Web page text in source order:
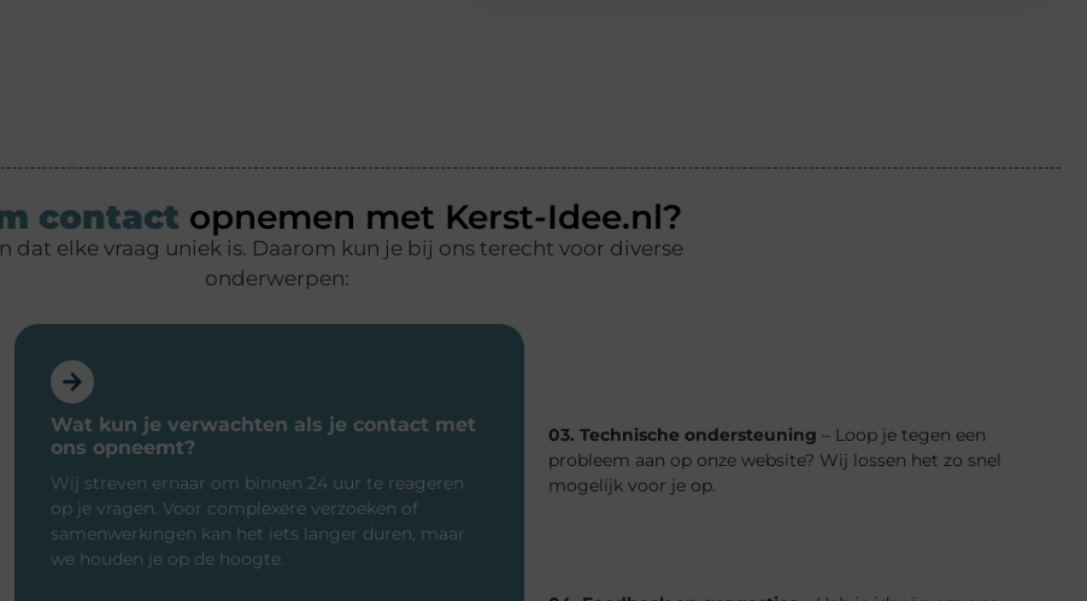
contact opnemen met Kerst-Idee.nl?
dat elke vraag uniek is. Daarom kun je bij ons terecht voor diverse
onderwerpen:
Wat kun je verwachten als je contact met
ons opneemt?
Wij streven ernaar om binnen 24 uur te reageren
op je vragen. Voor complexere verzoeken of
samenwerkingen kan het iets langer duren, maar
we houden je op de hoogte.
03. Technische ondersteuning – Loop je tegen een
probleem aan op onze website? Wij lossen het zo snel
mogelijk voor je op.